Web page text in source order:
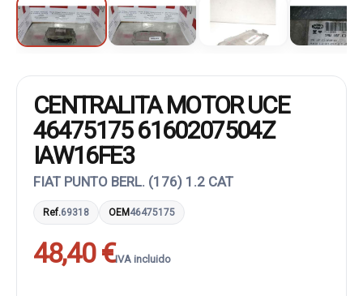
CENTRALITA MOTOR UCE
46475175 6160207504Z
IAW16FE3
FIAT PUNTO BERL. (176) 1.2 CAT
Ref.69318 OEM46475175
48,40 €IVA incluido